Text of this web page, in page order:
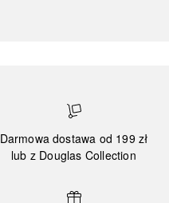
Darmowa dostawa od 199 zł
lub z Douglas Collection